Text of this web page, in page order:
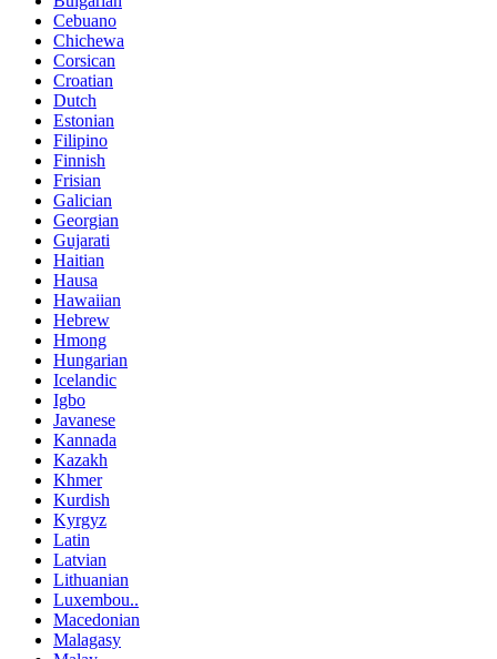
Cebuano
Chichewa
Corsican
Croatian
Dutch
Estonian
Filipino
Finnish
Frisian
Galician
Georgian
Gujarati
Haitian
Hausa
Hawaiian
Hebrew
Hmong
Hungarian
Icelandic
Igbo
Javanese
Kannada
Kazakh
Khmer
Kurdish
Kyrgyz
Latin
Latvian
Lithuanian
Luxembou..
Macedonian
Malagasy